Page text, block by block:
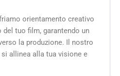
orientamento creativo
tuo film, garantendo un
la produzione. Il nostro
allinea alla tua visione e